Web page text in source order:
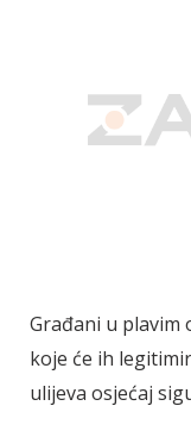
Građani u plavim
koje će ih
ulijeva osjećaj